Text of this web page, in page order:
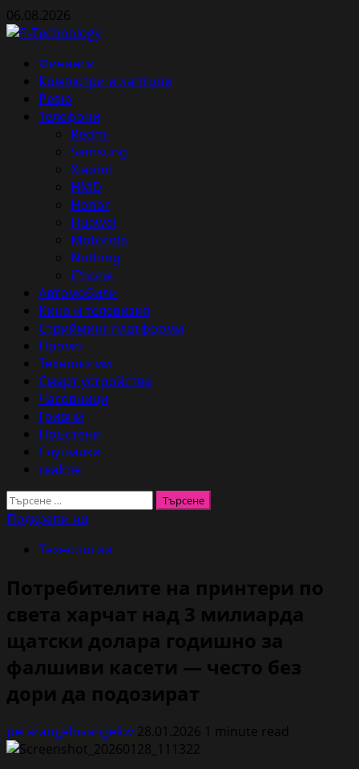
Skip
to
06.08.2026
Primary
Menu
Финанси
Компютри и лаптопи
Ревю
Телефони
Redmi
Samsung
Xiaomi
HMD
Honor
Huawei
Motorola
Nothing
iPhone
Автомобили
Кино и телевизия
Стрийминг платформи
Промо
Технологии
Смарт устройства
Часовници
Гривни
Пръстени
Слушалки
realme
Търсене
за:
Подкрепи ни
Технологии
Потребителите на принтери по
света харчат над 3 милиарда
щатски долара годишно за
фалшиви касети — често без
дори да подозират
petarangelovangelov 28.01.2026 1 minute read